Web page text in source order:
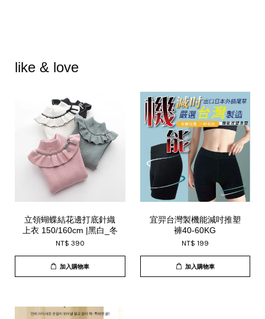
like & love
立領蝴蝶結花邊打底針織
上衣 150/160cm |黑白_冬
NT$ 390
加入購物車
宜羿台灣製機能減吋推塑
褲40-60KG
NT$ 199
加入購物車